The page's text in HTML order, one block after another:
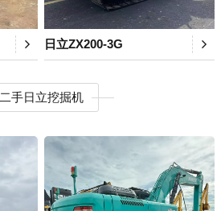
日立ZX200-3G
二手日立挖掘机